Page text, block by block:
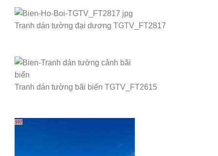
Tranh dán tường đại dương TGTV_FT2817
Tranh dán tường bãi biển TGTV_FT2615